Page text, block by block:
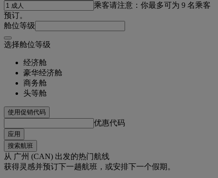
乘客请注意：你最多可为 9 名乘客
预订。
舱位等级
选择舱位等级
经济舱
豪华经济舱
商务舱
头等舱
使用促销代码
优惠代码
应用
搜索航班
从 广州 (CAN) 出发的热门航线
获得灵感并预订下一趟航班，或安排下一个假期。